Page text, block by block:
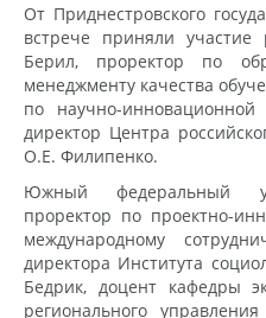
От Приднестровского
встрече приняли
Берил, проректор по
менеджменту качества
по научно-
директор Центра
О.Е. Филипенко.
Южный федеральный
проректор по проектно-
международному
директора Института
Бедрик, доцент кафедры
регионального